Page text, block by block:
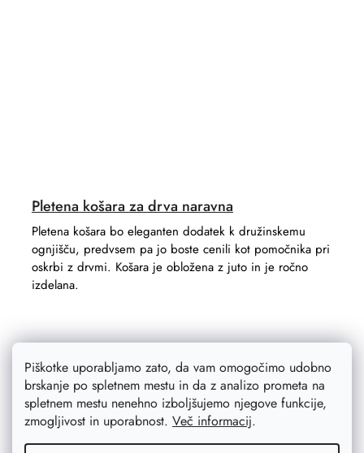
Piškotke uporabljamo zato, da vam omogočimo udobno
brskanje po spletnem mestu in da z analizo prometa na
spletnem mestu nenehno izboljšujemo njegove funkcije,
zmogljivost in uporabnost. Več informacij.
Pletena košara za drva naravna
Pletena košara bo eleganten dodatek k družinskemu
ognjišču, predvsem pa jo boste cenili kot pomočnika pri
oskrbi z drvmi. Košara je obložena z juto in je ročno
izdelana.